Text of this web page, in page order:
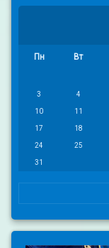
Пн Вт
3 4
10 11
17 18
24 25
31